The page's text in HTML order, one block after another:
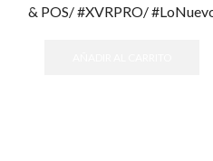
& POS/ #XVRPRO/